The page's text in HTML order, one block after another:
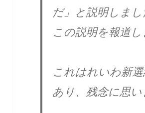
だ」と説明しま
この説明を報道し
これはれいわ新
あり、残念に思い